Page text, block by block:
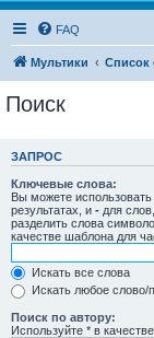
FAQ
Мультики
Поиск
ЗАПРОС
Ключевые слова:
Вы можете использовать
результатах, и - для
разделить слова
качестве шаблона для
Искать все слова
Искать любое слово/
Поиск по автору:
Используйте * в